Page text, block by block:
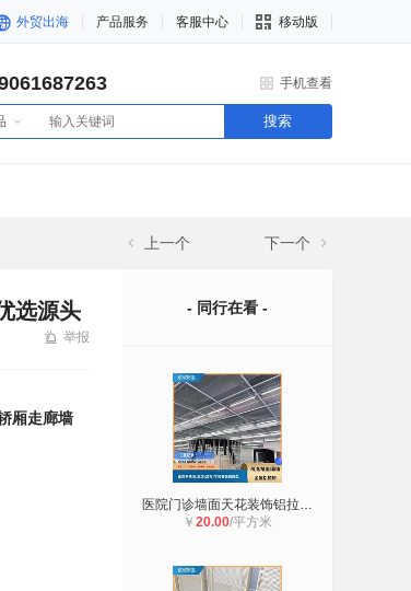
外贸出海 产品服务 客服中心 移动版
手机查看
搜索
上一个 下一个
选源头
举报
厢走廊墙
- 同行在看 -
医院门诊墙面天花装饰铝拉网防护用浅
￥ 20.00/平方米